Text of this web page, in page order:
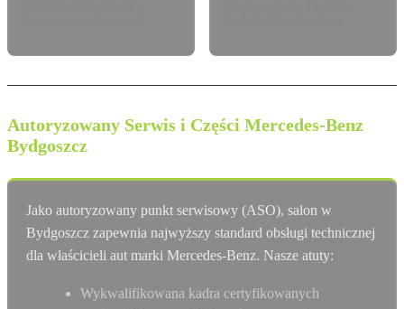
Autoryzowany Serwis i Części Mercedes-Benz
Bydgoszcz
Jako autoryzowany punkt serwisowy (ASO), salon w
Bydgoszcz zapewnia najwyższy standard obsługi technicznej
dla właścicieli aut marki Mercedes-Benz. Nasze atuty:
Wykwalifikowana kadra certyfikowanych